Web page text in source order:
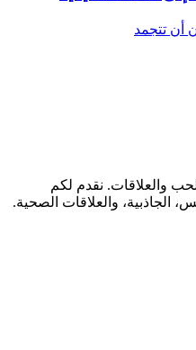
أن تتجمد
والعلاقات. نقدم لكم
والعلاقات الصحية.